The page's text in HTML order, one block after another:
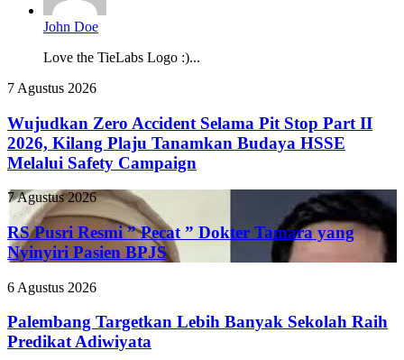
John Doe
Love the TieLabs Logo :)...
Wujudkan
Accident
Selama
Pit
Stop
II
2026,
Kilang
Plaju
Tanamkan
Budaya
HSSE
Melalui
Safety
Campaign
7 Agustus 2026
Wujudkan Zero Accident Selama Pit Stop Part II
2026, Kilang Plaju Tanamkan Budaya HSSE
Melalui Safety Campaign
RS
Pusri
Resmi
”
Pecat
Dokter
yang
Nyinyiri
7 Agustus 2026
RS Pusri Resmi ” Pecat ” Dokter Tamara yang
Nyinyiri Pasien BPJS
Palembang
Lebih
Banyak
Sekolah
6 Agustus 2026
Palembang Targetkan Lebih Banyak Sekolah Raih
Predikat Adiwiyata